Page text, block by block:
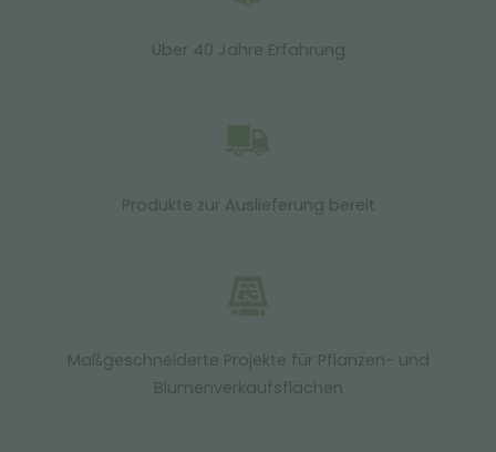
Über 40 Jahre Erfahrung
Produkte zur Auslieferung bereit
Maßgeschneiderte Projekte für Pflanzen- und
Blumenverkaufsflächen